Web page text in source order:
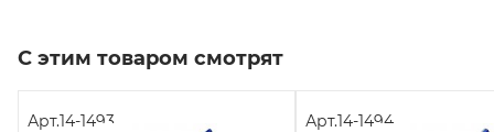
С этим товаром смотрят
Арт.14-1493 Арт.14-1494